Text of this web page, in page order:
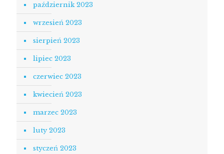
październik 2023
wrzesień 2023
sierpień 2023
lipiec 2023
czerwiec 2023
kwiecień 2023
marzec 2023
luty 2023
styczeń 2023